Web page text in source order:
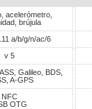
acelerómetro,
brújula
a/b/g/n/ac/6
v 5
Galileo, BDS,
A-GPS
NFC
OTG